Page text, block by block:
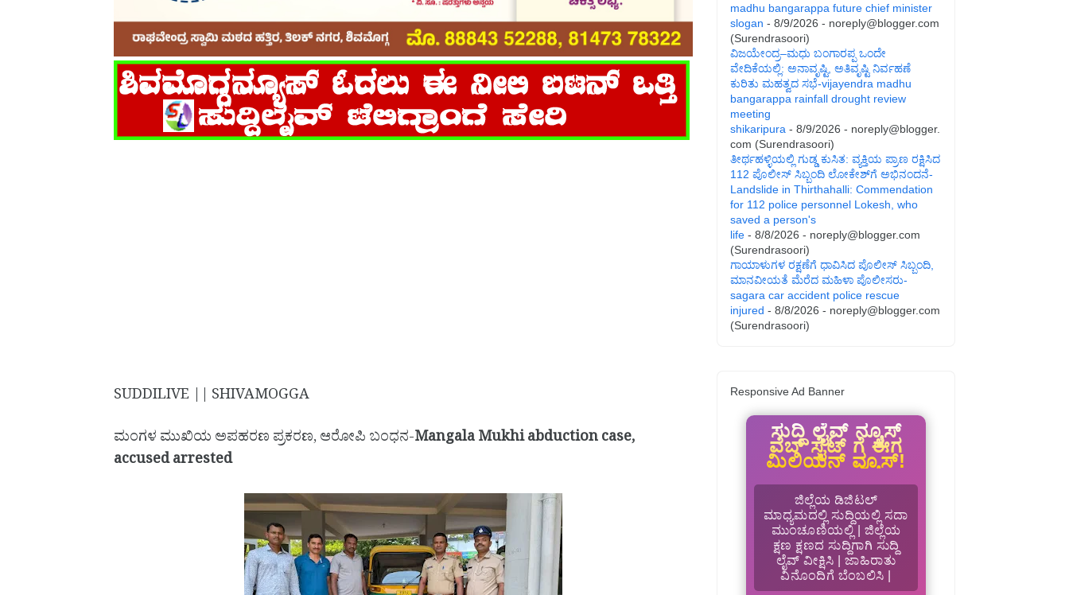
SUDDILIVE || SHIVAMOGGA
ಮಂಗಳ ಮುಖಿಯ ಅಪಹರಣ ಪ್ರಕರಣ, ಆರೋಪಿ ಬಂಧನ-Mangala Mukhi abduction case,
accused arrested
madhu bangarappa future chief minister
slogan - 8/9/2026 - noreply@blogger.com
(Surendrasoori)
ವಿಜಯೇಂದ್ರ–ಮಧು ಬಂಗಾರಪ್ಪ ಒಂದೇ
ವೇದಿಕೆಯಲ್ಲಿ: ಅನಾವೃಷ್ಟಿ, ಅತಿವೃಷ್ಟಿ ನಿರ್ವಹಣೆ
ಕುರಿತು ಮಹತ್ವದ ಸಭೆ-vijayendra madhu
bangarappa rainfall drought review
meeting
shikaripura - 8/9/2026 - noreply@blogger.
com (Surendrasoori)
ತೀರ್ಥಹಳ್ಳಿಯಲ್ಲಿ ಗುಡ್ಡ ಕುಸಿತ: ವ್ಯಕ್ತಿಯ ಪ್ರಾಣ ರಕ್ಷಿಸಿದ
112 ಪೊಲೀಸ್ ಸಿಬ್ಬಂದಿ ಲೋಕೇಶ್‌ಗೆ ಅಭಿನಂದನೆ-
Landslide in Thirthahalli: Commendation
for 112 police personnel Lokesh, who
saved a person's
life - 8/8/2026 - noreply@blogger.com
(Surendrasoori)
ಗಾಯಾಳುಗಳ ರಕ್ಷಣೆಗೆ ಧಾವಿಸಿದ ಪೊಲೀಸ್ ಸಿಬ್ಬಂದಿ,
ಮಾನವೀಯತೆ ಮೆರೆದ ಮಹಿಳಾ ಪೊಲೀಸರು-
sagara car accident police rescue
injured - 8/8/2026 - noreply@blogger.com
(Surendrasoori)
Responsive Ad Banner
ಸುದ್ದಿ ಲೈವ್ ನ್ಯೂಸ್
ವೆಬ್ ಸೈಟ್ ಗೆ ಈಗ
ಮಿಲಿಯನ್ ವ್ಯೂಸ್!
ಜಿಲ್ಲೆಯ ಡಿಜಿಟಲ್
ಮಾಧ್ಯಮದಲ್ಲಿ ಸುದ್ದಿಯಲ್ಲಿ ಸದಾ
ಮುಂಚೂಣಿಯಲ್ಲಿ | ಜಿಲ್ಲೆಯ
ಕ್ಷಣ ಕ್ಷಣದ ಸುದ್ದಿಗಾಗಿ ಸುದ್ದಿ
ಲೈವ್ ವೀಕ್ಷಿಸಿ | ಜಾಹಿರಾತು
ವಿನೊಂದಿಗೆ ಬೆಂಬಲಿಸಿ |